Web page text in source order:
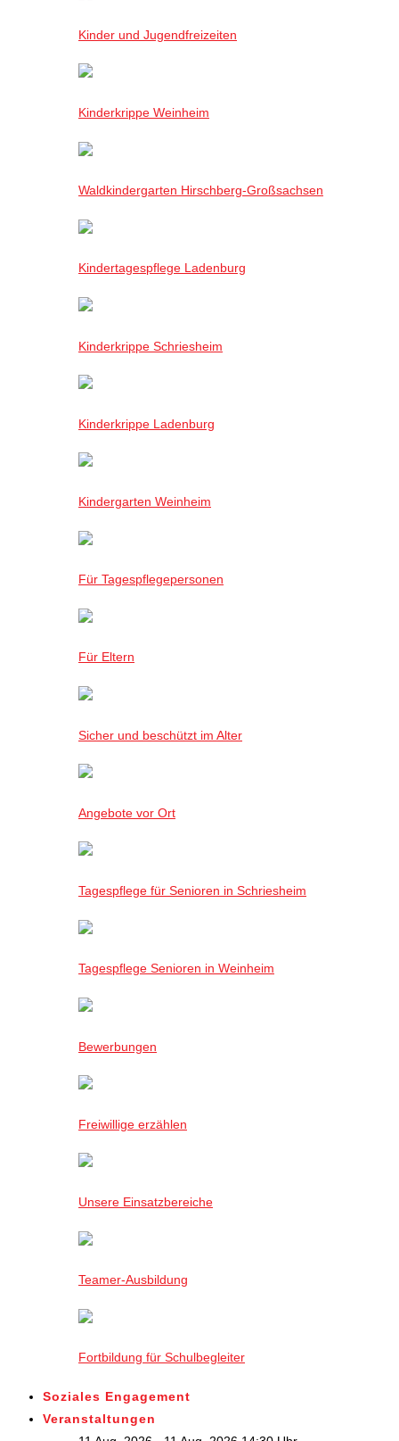
Kinder und Jugendfreizeiten
Kinderkrippe Weinheim
Waldkindergarten Hirschberg-Großsachsen
Kindertagespflege Ladenburg
Kinderkrippe Schriesheim
Kinderkrippe Ladenburg
Kindergarten Weinheim
Für Tagespflegepersonen
Für Eltern
Sicher und beschützt im Alter
Angebote vor Ort
Tagespflege für Senioren in Schriesheim
Tagespflege Senioren in Weinheim
Bewerbungen
Freiwillige erzählen
Unsere Einsatzbereiche
Teamer-Ausbildung
Fortbildung für Schulbegleiter
Soziales Engagement
Veranstaltungen